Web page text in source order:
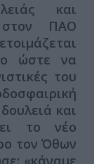
και
στον ΠΑΟ
ώστε να
του
και
το νέο
τον Όθων
«κάναμε